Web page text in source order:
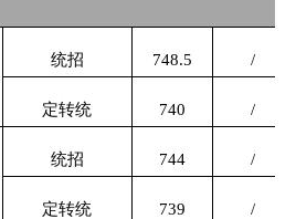
统招 748.5 /
定转统 740 /
统招 744 /
定转统 739 /